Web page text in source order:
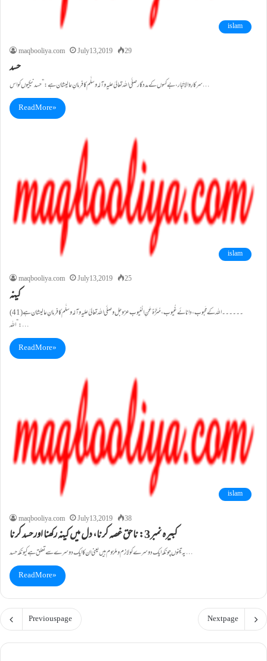
islam
maqbooliya.com
July 13, 2019 29
حسد
سرکارِ والا تَبار، بے کسوں کے مددگارصلَّی اللہ تعالیٰ علیہ وآلہ وسلَّم کا فرمانِ عالیشان ہے :”حسد نیکیوں کو اس…
Read More »
islam
maqbooliya.com
July 13, 2019 25
کینہ
(41)۔۔۔۔۔۔اللہ کے مَحبوب، دانائے غُیوب، مُنَزَّہٌ عَنِ الْعُیوب عزوجل وصلَّی اللہ تعالیٰ علیہ وآلہ وسلَّم کا فرمانِ عالیشان ہے
:”اللہ…
Read More »
islam
maqbooliya.com
July 13, 2019 38
کبیرہ نمبر3: ناحق غصہ کرنا، دل میں کینہ رکھنا اورحسد کرنا
یہ تینوں چونکہ ایک دوسرے کولازم وملزوم ہيں یعنی ان کا ایک دوسرے سے تعلق ہے کیونکہ حسد…
Read More »
Previous page Next page